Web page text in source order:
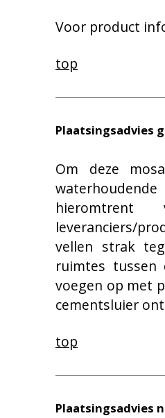
Voor product
top
Plaatsingsadvies
Om deze
leveranciers/
vellen strak
ruimtes
voegen op met
cementsluier
top
Plaatsingsadvies